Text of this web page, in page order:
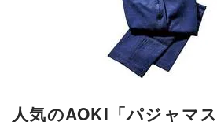
人気のAOKI「パジャマ